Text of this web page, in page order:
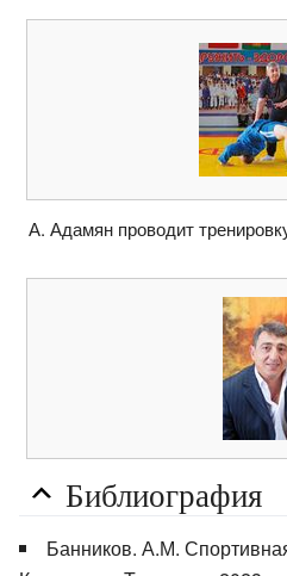
А. Адамян проводит
Библиография
Банников. А.М.